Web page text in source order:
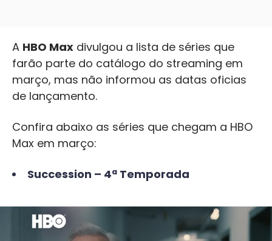
A HBO Max divulgou a lista de séries que
farão parte do catálogo do streaming em
março, mas não informou as datas oficias
de lançamento.
Confira abaixo as séries que chegam a HBO
Max em março:
Succession – 4ª Temporada